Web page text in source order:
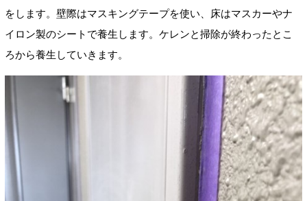
をします。壁際はマスキングテープを使い、床はマスカーやナ
イロン製のシートで養生します。ケレンと掃除が終わったとこ
ろから養生していきます。